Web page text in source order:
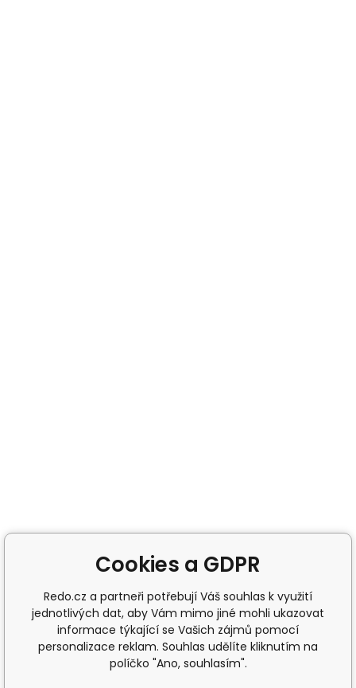
Cookies a GDPR
Redo.cz a partneři potřebují Váš souhlas k využití
jednotlivých dat, aby Vám mimo jiné mohli ukazovat
informace týkající se Vašich zájmů pomocí
personalizace reklam. Souhlas udělíte kliknutím na
políčko "Ano, souhlasím".